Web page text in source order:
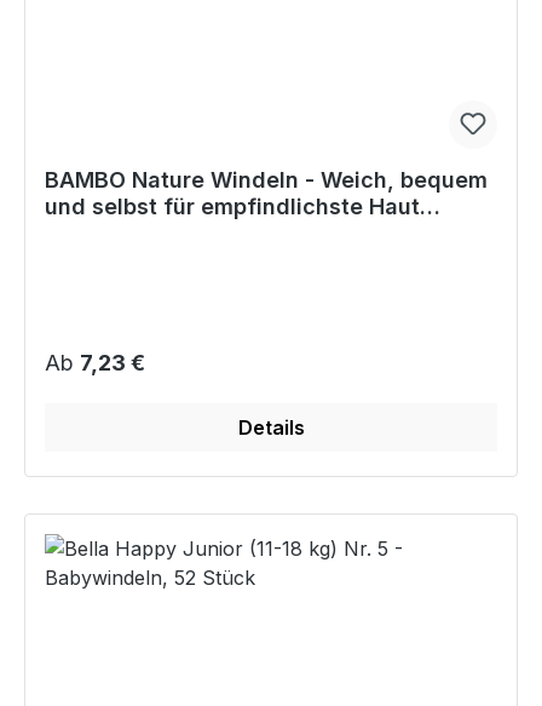
BAMBO Nature Windeln - Weich, bequem
und selbst für empfindlichste Haut
Regulärer Preis:
Ab 7,23 €
Details